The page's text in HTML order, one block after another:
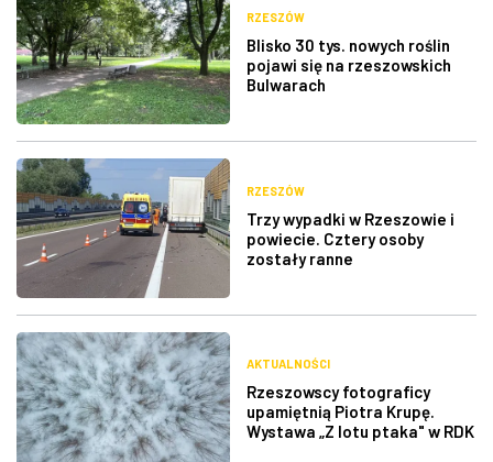
RZESZÓW
Blisko 30 tys. nowych roślin
pojawi się na rzeszowskich
Bulwarach
RZESZÓW
Trzy wypadki w Rzeszowie i
powiecie. Cztery osoby
zostały ranne
AKTUALNOŚCI
Rzeszowscy fotograficy
upamiętnią Piotra Krupę.
Wystawa „Z lotu ptaka" w RDK